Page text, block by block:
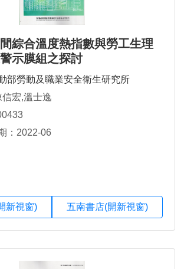
綜合溫度熱指數與勞工生理
示膜組之探討
部勞動及職業安全衛生研究所
宏,溫士逸
：2022-06
新視窗) 五南書店(開新視窗)